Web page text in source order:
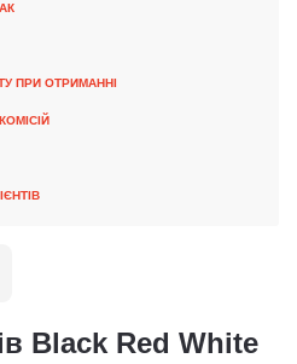
ПРИ ОТРИМАННІ
Андрій
Black Red White